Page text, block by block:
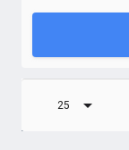
25 arrow_drop_down